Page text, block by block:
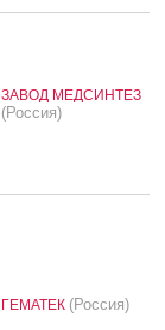
ЗАВОД МЕДСИНТЕЗ
(Россия)
ГЕМАТЕК (Россия)